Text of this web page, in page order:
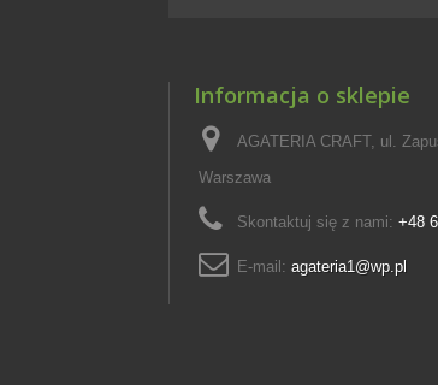
Informacja o sklepie
AGATERIA CRAFT, ul.
Warszawa
Skontaktuj się z nami: +48
E-mail: agateria1@wp.pl